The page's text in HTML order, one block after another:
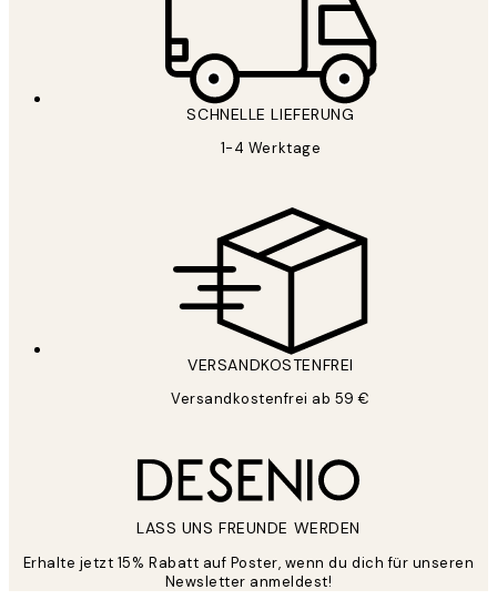
SCHNELLE LIEFERUNG
1-4 Werktage
VERSANDKOSTENFREI
Versandkostenfrei ab 59 €
LASS UNS FREUNDE WERDEN
Erhalte jetzt 15% Rabatt auf Poster, wenn du dich für unseren
Newsletter anmeldest!